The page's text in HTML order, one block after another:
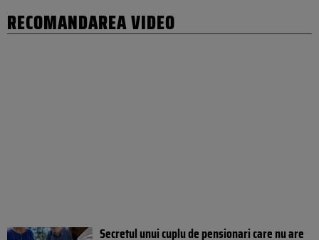
RECOMANDAREA VIDEO
Secretul unui cuplu de pensionari care nu are